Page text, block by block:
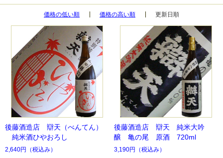
価格の低い順 価格の高い順 更新日順
後藤酒造店 辯天（べんてん）
純米酒ひやおろし
2,640円 （税込み）
後藤酒造店 辯天 純米大吟
醸 亀の尾 原酒 720ml
3,190円 （税込み）